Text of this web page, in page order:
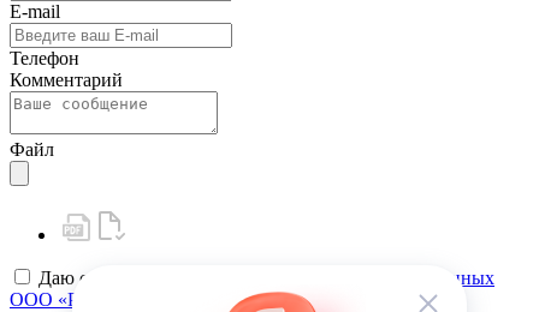
E-mail
Телефон
Комментарий
Файл
Даю своё
согласие на обработку персональных данных
ООО «РК-Сервис»